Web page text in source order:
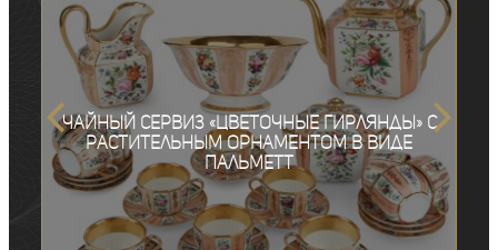
Чайный сервиз «Цветочные гирлянды» с
растительным орнаментом в виде
пальметт